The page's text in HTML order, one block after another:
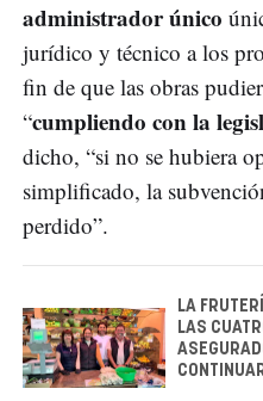
administrador único
jurídico y técnico a los
fin de que las obras
“cumpliendo con la
dicho, “si no se hubiera
simplificado, la
perdido”.
LA
LAS